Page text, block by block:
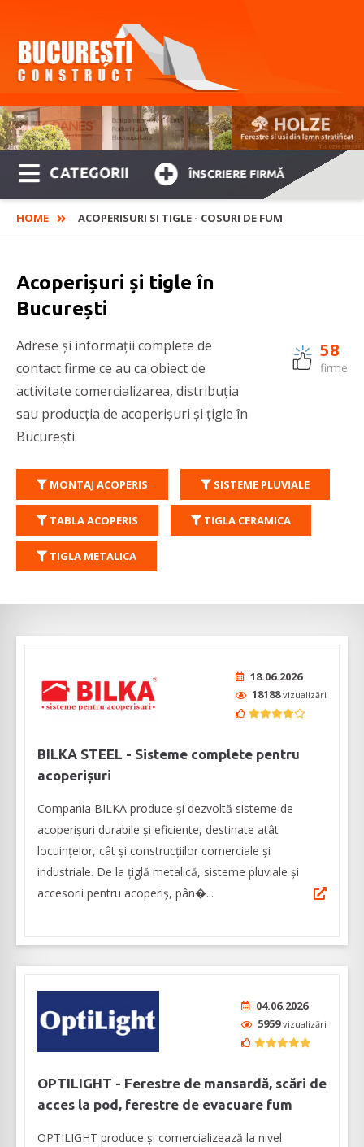
CATEGORII ÎNSCRIERE FIRMĂ
HOME ACOPERISURI SI TIGLE - COSURI DE FUM
Acoperișuri și tigle în
București
Adrese și informații complete de
contact firme ce au ca obiect de
activitate comercializarea, distribuția
sau producția de acoperișuri și țigle în
București.
58
firme
MONTAJ ACOPERIS SISTEME PLUVIALE
TABLA ACOPERIS TIGLA CERAMICA
TIGLA METALICA
18.06.2026
18188vizualizări
BILKA STEEL - Sisteme complete pentru
acoperișuri
Compania BILKA produce și dezvoltă sisteme de
acoperișuri durabile și eficiente, destinate atât
locuințelor, cât și construcțiilor comerciale și
industriale. De la țiglă metalică, sisteme pluviale și
accesorii pentru acoperiș, pân�...
04.06.2026
5959vizualizări
OPTILIGHT - Ferestre de mansardă, scări de
acces la pod, ferestre de evacuare fum
OPTILIGHT produce şi comercializează la nivel